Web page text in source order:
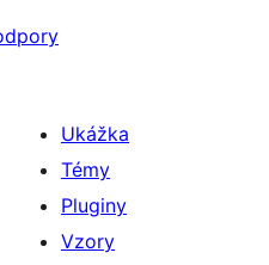
Ukážka
Témy
Pluginy
Vzory